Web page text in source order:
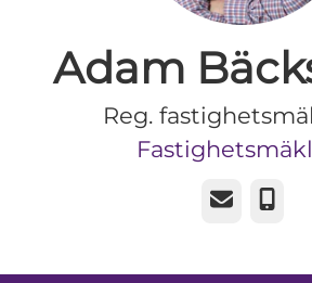
Adam
Reg.
E-postTelefon